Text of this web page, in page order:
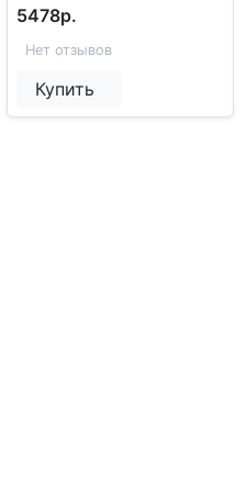
5478р.
Нет отзывов
Купить